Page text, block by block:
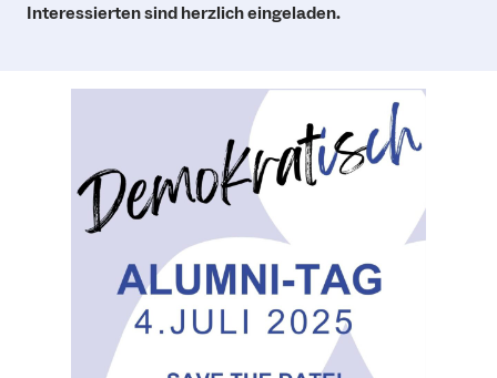
Interessierten sind herzlich eingeladen.